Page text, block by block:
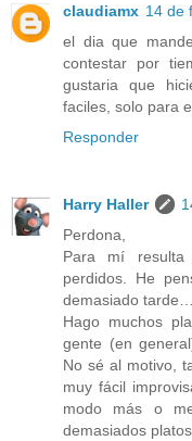
claudiamx 14 de
el dia que
contestar por
gustaria que
faciles, solo para
Responder
Harry Haller
Perdona,
Para mí
perdidos. He
demasiado tarde…
Hago muchos
gente (en
No sé al motivo,
muy fácil
modo más o
demasiados